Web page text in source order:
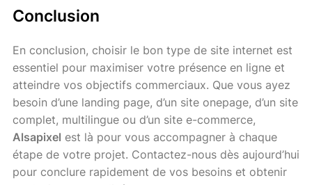
Conclusion
En conclusion, choisir le bon type de site internet est
essentiel pour maximiser votre présence en ligne et
atteindre vos objectifs commerciaux. Que vous ayez
besoin d’une landing page, d’un site onepage, d’un site
complet, multilingue ou d’un site e-commerce,
Alsapixel est là pour vous accompagner à chaque
étape de votre projet. Contactez-nous dès aujourd’hui
pour conclure rapidement de vos besoins et obtenir